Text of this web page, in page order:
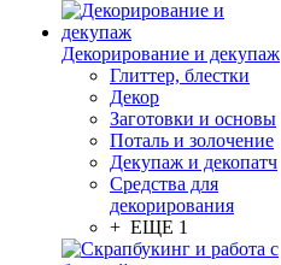
Декорирование и декупаж
Глиттер, блестки
Декор
Заготовки и основы
Поталь и золочение
Декупаж и декопатч
Средства для
декорирования
+ ЕЩЕ 1